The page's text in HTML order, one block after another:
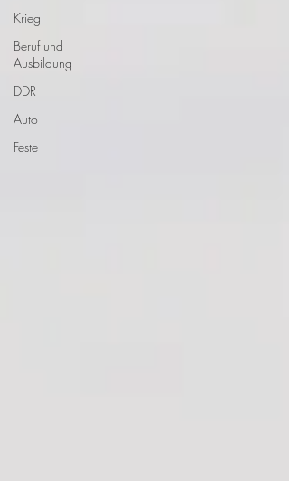
Krieg
Beruf und
Ausbildung
DDR
Auto
Feste